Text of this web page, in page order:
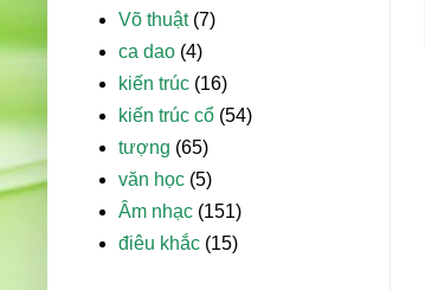
Võ thuật (7)
ca dao (4)
kiến trúc (16)
kiến trúc cổ (54)
tượng (65)
văn học (5)
Âm nhạc (151)
điêu khắc (15)